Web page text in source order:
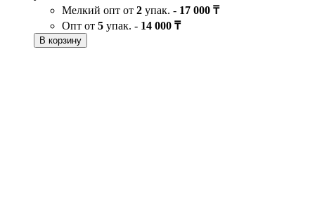
Мелкий опт от 2 упак. - 17 000 ₸
Опт от 5 упак. - 14 000 ₸
В корзину